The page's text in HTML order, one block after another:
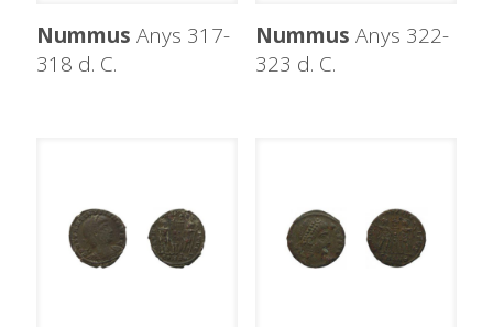
Nummus Anys 317-
318 d. C.
Nummus Anys 322-
323 d. C.